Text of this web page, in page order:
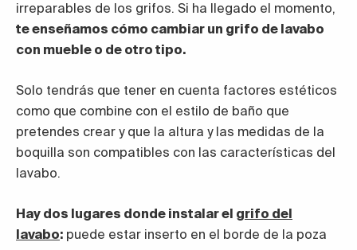
irreparables de los grifos. Si ha llegado el momento,
te enseñamos cómo cambiar un grifo de lavabo
con mueble o de otro tipo.
Solo tendrás que tener en cuenta factores estéticos
como que combine con el estilo de baño que
pretendes crear y que la altura y las medidas de la
boquilla son compatibles con las características del
lavabo.
Hay dos lugares donde instalar el grifo del
lavabo: puede estar inserto en el borde de la poza